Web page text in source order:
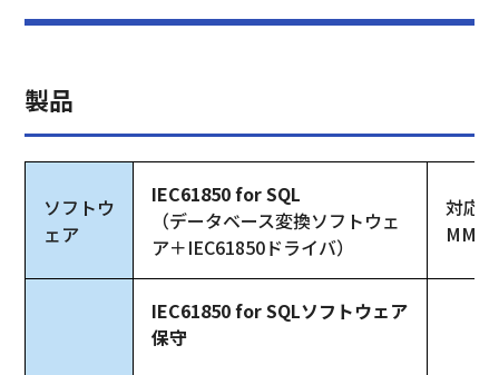
製品
ソフトウ
ェア
IEC61850 for SQL
（データベース変換ソフトウェ
ア＋IEC61850ドライバ）
対応
MMS
IEC61850 for SQLソフトウェア
保守